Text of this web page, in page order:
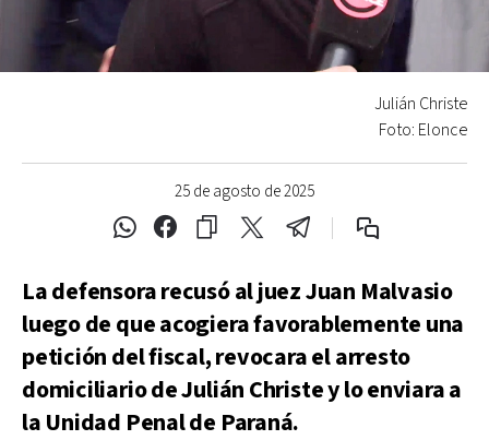
25 de agosto de 2025
Julián Christe
Foto: Elonce
La defensora recusó al juez Juan Malvasio
luego de que acogiera favorablemente una
petición del fiscal, revocara el arresto
domiciliario de Julián Christe y lo enviara a
la Unidad Penal de Paraná.